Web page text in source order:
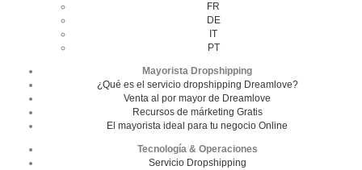
FR
DE
IT
PT
Mayorista Dropshipping
¿Qué es el servicio dropshipping Dreamlove?
Venta al por mayor de Dreamlove
Recursos de márketing Gratis
El mayorista ideal para tu negocio Online
Tecnología & Operaciones
Servicio Dropshipping